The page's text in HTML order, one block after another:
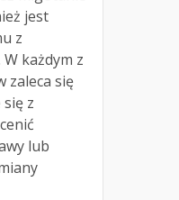
jest
z
każdym z
zaleca się
z
lub